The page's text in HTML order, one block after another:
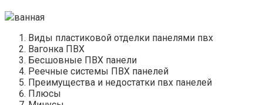
ванная
Виды пластиковой отделки панелями пвх
Вагонка ПВХ
Бесшовные ПВХ панели
Реечные системы ПВХ панелей
Преимущества и недостатки пвх панелей
Плюсы